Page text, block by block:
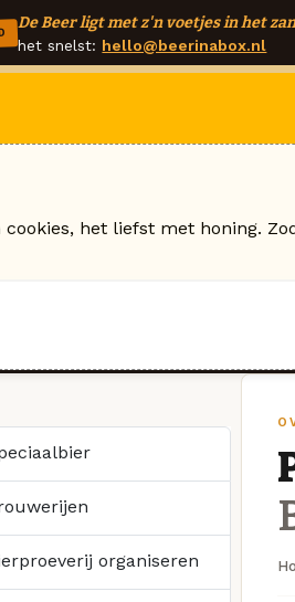
De Beer ligt met z'n voetjes in het
het snelst: hello@beerinabox.nl
organiseren
cookies, het liefst met honing.